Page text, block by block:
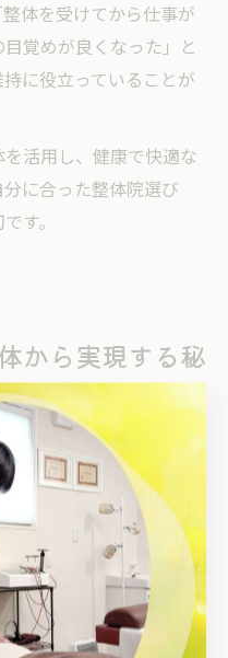
体を受けてから仕事が
覚めが良くなった」と
に役立っていることが
活用し、健康で快適な
に合った整体院選び
す。
から実現する秘
くる
疲れは、作業効率や社
りやすい課題です。愛
体を活用することで、
、快適な職場環境を実
とりの体の状態に合わせ
施術が行われるため、